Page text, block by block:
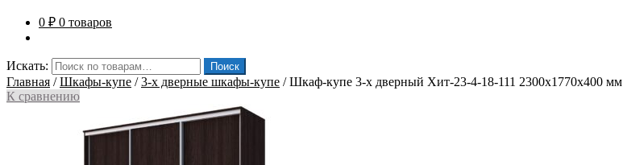
0 ₽ 0 товаров
Искать: Поиск
Главная /Шкафы-купе /3-х дверные шкафы-купе /Шкаф-купе 3-х дверный Хит-23-4-18-111 2300x1770x400 мм
К сравнению